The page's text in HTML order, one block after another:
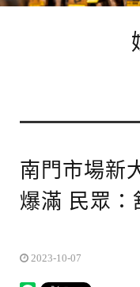
南門市場新
爆滿 民眾：
2023-10-07